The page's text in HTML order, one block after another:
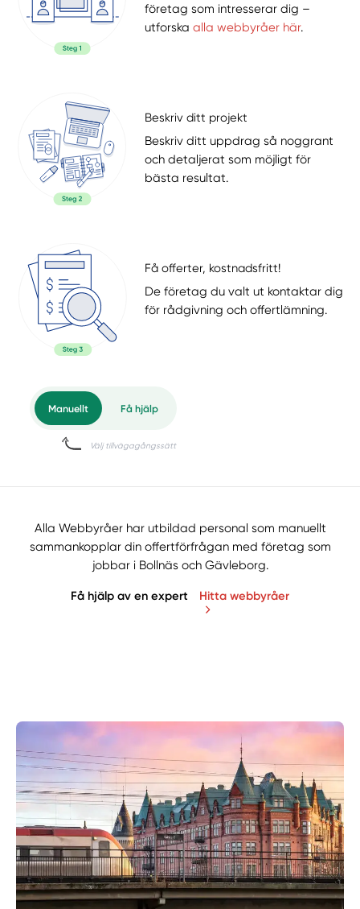
företag som intresserar dig –
utforskaalla webbyråer här.
Beskriv ditt projekt
Beskriv ditt uppdrag så noggrant
och detaljerat som möjligt för
bästa resultat.
Få offerter, kostnadsfritt!
De företag du valt ut kontaktar dig
för rådgivning och offertlämning.
Manuellt Få hjälp
Välj tillvägagångssätt
Alla Webbyråer har utbildad personal som manuellt
sammankopplar din offertförfrågan med företag som
jobbar i Bollnäs och Gävleborg.
Få hjälp av en expert Hitta webbyråer